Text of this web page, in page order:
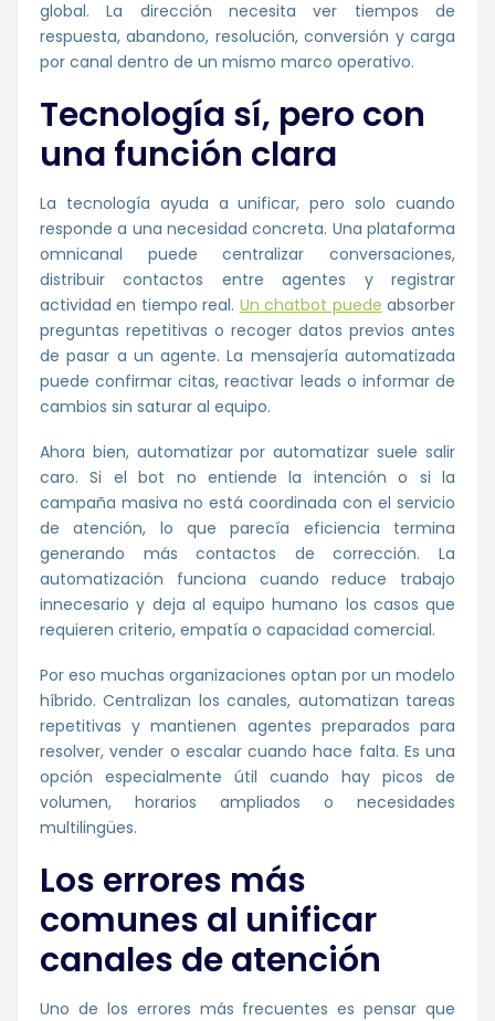
global. La dirección necesita ver tiempos de
respuesta, abandono, resolución, conversión y carga
por canal dentro de un mismo marco operativo.
Tecnología sí, pero con
una función clara
La tecnología ayuda a unificar, pero solo cuando
responde a una necesidad concreta. Una plataforma
omnicanal puede centralizar conversaciones,
distribuir contactos entre agentes y registrar
actividad en tiempo real. Un chatbot puede absorber
preguntas repetitivas o recoger datos previos antes
de pasar a un agente. La mensajería automatizada
puede confirmar citas, reactivar leads o informar de
cambios sin saturar al equipo.
Ahora bien, automatizar por automatizar suele salir
caro. Si el bot no entiende la intención o si la
campaña masiva no está coordinada con el servicio
de atención, lo que parecía eficiencia termina
generando más contactos de corrección. La
automatización funciona cuando reduce trabajo
innecesario y deja al equipo humano los casos que
requieren criterio, empatía o capacidad comercial.
Por eso muchas organizaciones optan por un modelo
híbrido. Centralizan los canales, automatizan tareas
repetitivas y mantienen agentes preparados para
resolver, vender o escalar cuando hace falta. Es una
opción especialmente útil cuando hay picos de
volumen, horarios ampliados o necesidades
multilingües.
Los errores más
comunes al unificar
canales de atención
Uno de los errores más frecuentes es pensar que